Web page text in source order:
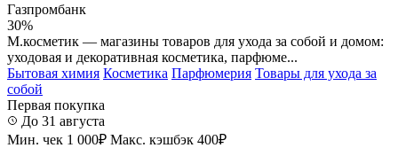
Газпромбанк
30%
М.косметик — магазины товаров для ухода за собой и домом:
уходовая и декоративная косметика, парфюме...
Бытовая химия Косметика Парфюмерия Товары для ухода за
собой
Первая покупка
До 31 августа
Мин. чек 1 000₽ Макс. кэшбэк 400₽